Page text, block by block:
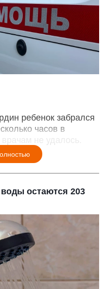
ребенок забрался
часов в
не удалось.
остаются 203